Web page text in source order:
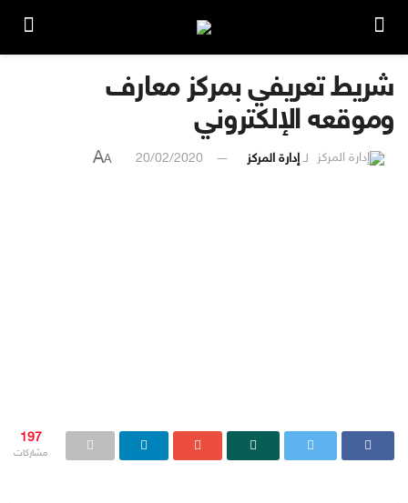
شريط تعريفي بمركز معارف
وموقعه الإلكتروني
لـ إدارة المركز 20/02/2020
A
A
197
مشاركات